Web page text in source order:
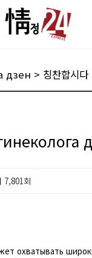
> 칭찬합시다
7,801회
охватывать